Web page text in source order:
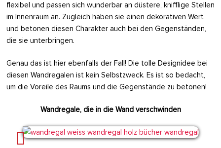
flexibel und passen sich wunderbar an düstere, knifflige Stellen
im Innenraum an. Zugleich haben sie einen dekorativen Wert
und betonen diesen Charakter auch bei den Gegenständen,
die sie unterbringen.
Genau das ist hier ebenfalls der Fall! Die tolle Designidee bei
diesen Wandregalen ist kein Selbstzweck. Es ist so bedacht,
um die Voreile des Raums und die Gegenstände zu betonen!
Wandregale, die in die Wand verschwinden